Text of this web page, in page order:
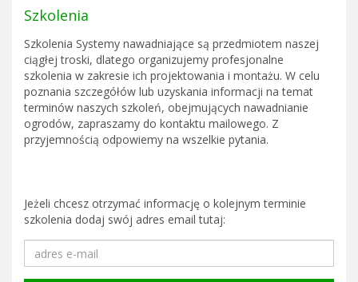
Szkolenia
Szkolenia Systemy nawadniające są przedmiotem naszej
ciągłej troski, dlatego organizujemy profesjonalne
szkolenia w zakresie ich projektowania i montażu. W celu
poznania szczegółów lub uzyskania informacji na temat
terminów naszych szkoleń, obejmujących nawadnianie
ogrodów, zapraszamy do kontaktu mailowego. Z
przyjemnością odpowiemy na wszelkie pytania.
Jeżeli chcesz otrzymać informację o kolejnym terminie
szkolenia dodaj swój adres email tutaj: